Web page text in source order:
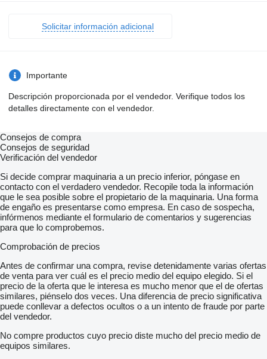
Solicitar información adicional
Importante
Descripción proporcionada por el vendedor. Verifique todos los
detalles directamente con el vendedor.
Consejos de compra
Consejos de seguridad
Verificación del vendedor
Si decide comprar maquinaria a un precio inferior, póngase en
contacto con el verdadero vendedor. Recopile toda la información
que le sea posible sobre el propietario de la maquinaria. Una forma
de engaño es presentarse como empresa. En caso de sospecha,
infórmenos mediante el formulario de comentarios y sugerencias
para que lo comprobemos.
Comprobación de precios
Antes de confirmar una compra, revise detenidamente varias ofertas
de venta para ver cuál es el precio medio del equipo elegido. Si el
precio de la oferta que le interesa es mucho menor que el de ofertas
similares, piénselo dos veces. Una diferencia de precio significativa
puede conllevar a defectos ocultos o a un intento de fraude por parte
del vendedor.
No compre productos cuyo precio diste mucho del precio medio de
equipos similares.